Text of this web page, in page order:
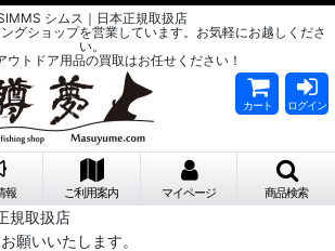
シムス｜日本正規取扱店
グショップを営業しています。お気軽にお越しくださ
い。
ウトドア用品の買取はお任せください！
カート ログイン
報 ご利用案内 マイページ 商品検索
規取扱店
願いいたします。